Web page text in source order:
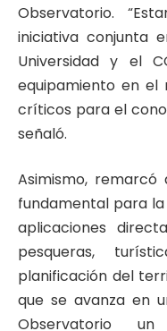
Observatorio.
iniciativa conjunta
Universidad y el
equipamiento en
críticos para el
señaló.
Asimismo, remarcó
fundamental para
aplicaciones
pesqueras,
planificación del
que se avanza en
Observatorio